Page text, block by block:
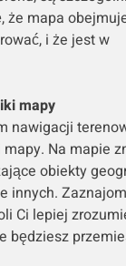
że mapa
i że jest w
mapy
nawigacji
Na mapie
obiekty
innych.
Ci lepiej
będziesz